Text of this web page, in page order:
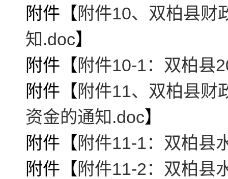
附件【 附件10、双柏县财
知.doc】
附件【 附件10-1：双柏县
附件【 附件11、双柏县财
资金的通知.doc】
附件【 附件11-1：双柏县
附件【 附件11-2：双柏县